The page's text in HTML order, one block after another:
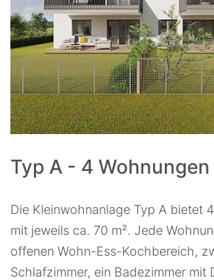
Typ A - 4 Wohnungen
Die Kleinwohnanlage Typ A bietet
mit jeweils ca. 70 m². Jede
offenen Wohn-Ess-Kochbereich,
Schlafzimmer, ein Badezimmer mit